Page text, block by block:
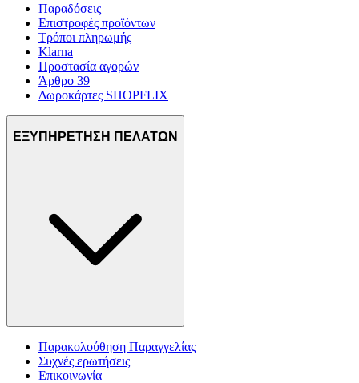
Παραδόσεις
Επιστροφές προϊόντων
Τρόποι πληρωμής
Klarna
Προστασία αγορών
Άρθρο 39
Δωροκάρτες SHOPFLIX
ΕΞΥΠΗΡΕΤΗΣΗ ΠΕΛΑΤΩΝ
Παρακολούθηση Παραγγελίας
Συχνές ερωτήσεις
Επικοινωνία